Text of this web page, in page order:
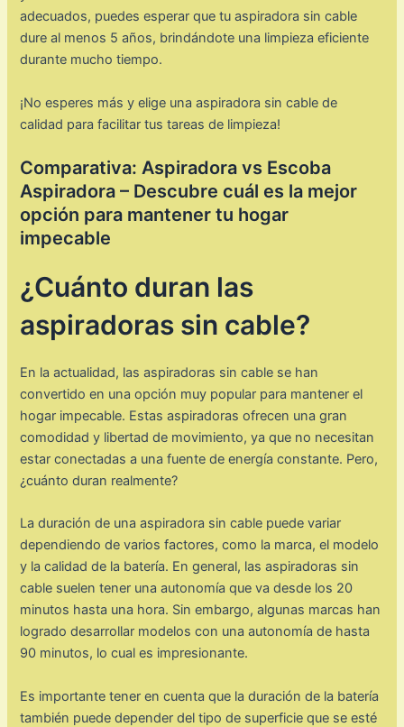
adecuados, puedes esperar que tu aspiradora sin cable
dure al menos 5 años, brindándote una limpieza eficiente
durante mucho tiempo.
¡No esperes más y elige una aspiradora sin cable de
calidad para facilitar tus tareas de limpieza!
Comparativa: Aspiradora vs Escoba
Aspiradora – Descubre cuál es la mejor
opción para mantener tu hogar
impecable
¿Cuánto duran las
aspiradoras sin cable?
En la actualidad, las aspiradoras sin cable se han
convertido en una opción muy popular para mantener el
hogar impecable. Estas aspiradoras ofrecen una gran
comodidad y libertad de movimiento, ya que no necesitan
estar conectadas a una fuente de energía constante. Pero,
¿cuánto duran realmente?
La duración de una aspiradora sin cable puede variar
dependiendo de varios factores, como la marca, el modelo
y la calidad de la batería. En general, las aspiradoras sin
cable suelen tener una autonomía que va desde los 20
minutos hasta una hora. Sin embargo, algunas marcas han
logrado desarrollar modelos con una autonomía de hasta
90 minutos, lo cual es impresionante.
Es importante tener en cuenta que la duración de la batería
también puede depender del tipo de superficie que se esté